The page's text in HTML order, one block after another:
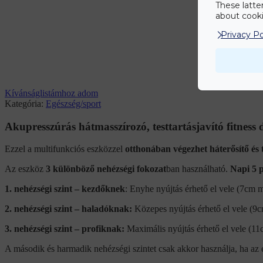
Kívánságlistámhoz adom
Kategória: Egészség/sport
Akupresszúrás hátmasszírozó, testtartásjavító fitness
Ezzel a multifunkciós eszközzel otthonában végezhet háterősítő
Az eszköz 3 különböző nehézségi fokozatban használható. Napi 5
1. nehézségi szint – kezdőknek: Enyhe nyújtás érhető el vele (7cm
2. nehézségi szint – haladóknak: Közepes nyújtás érhető el vele
3. nehézségi szint – profiknak: Maximális nyújtás érhető el vele
A második és harmadik nehézségi szintet csak akkor használja, ha
These
about
Privacy